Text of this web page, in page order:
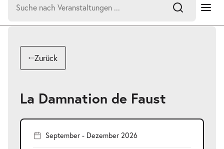
nach:
Suchtreffer:
Zurück
La Damnation de Faust
September - Dezember 2026